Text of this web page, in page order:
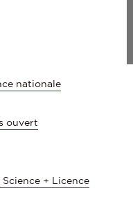
nationale
ouvert
+ Licence